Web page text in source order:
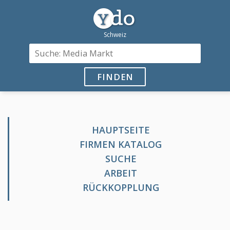
FINDEN
HAUPTSEITE
FIRMEN KATALOG
SUCHE
ARBEIT
RÜCKKOPPLUNG